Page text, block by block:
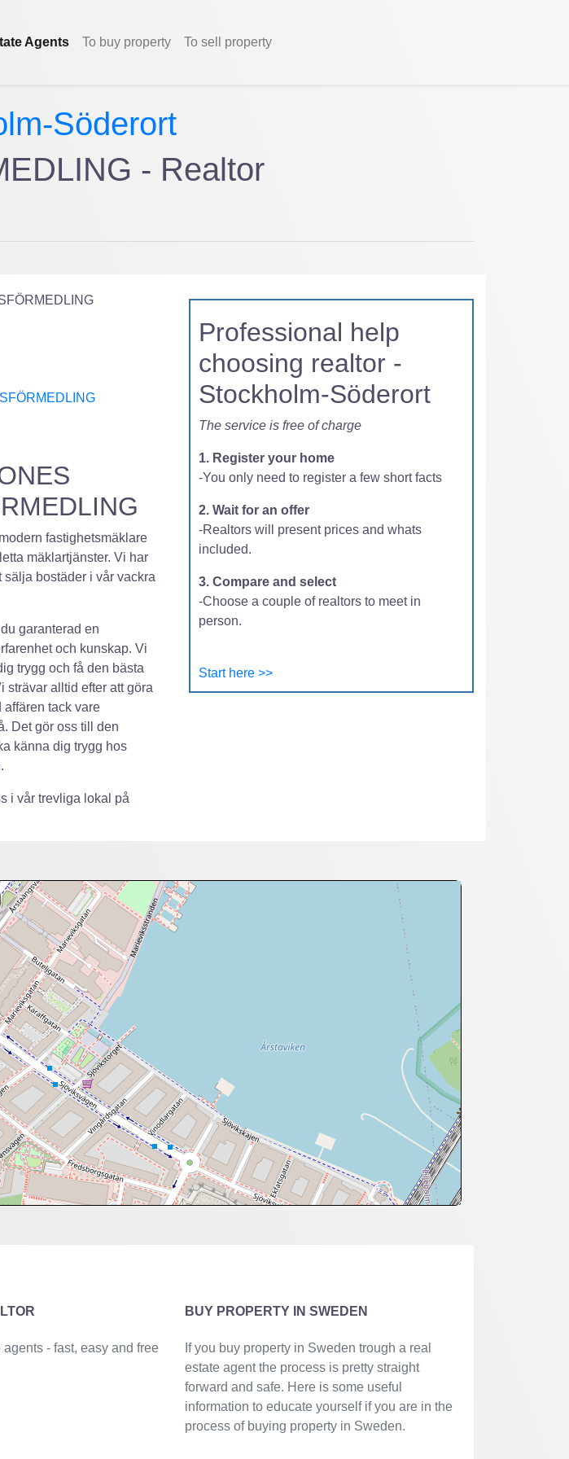
Agents To buy property To sell property
Söderort
- Realtor
fastighetsmäklare
mäklartjänster. Vi har
bostäder i vår vackra
garanterad en
och kunskap. Vi
trygg och få den bästa
strävar alltid efter att göra
tack vare
Det gör oss till den
känna dig trygg hos
i vår trevliga lokal på
Professional help
choosing realtor -
Stockholm-Söderort
The service is free of charge
1. Register your home
-You only need to register a few short facts
2. Wait for an offer
-Realtors will present prices and whats
included.
3. Compare and select
-Choose a couple of realtors to meet in
person.
Start here >>
- fast, easy and free
BUY PROPERTY IN SWEDEN
If you buy property in Sweden trough a real
estate agent the process is pretty straight
forward and safe. Here is some useful
information to educate yourself if you are in the
process of buying property in Sweden.